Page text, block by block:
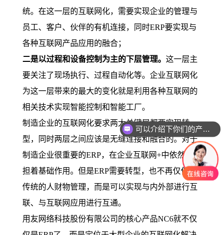
统。在这一层的互联网化，需要实现企业的管理与
员工、客户、伙伴的有机连接，同时ERP要实现与
各种互联网产品应用的融合；
二是以过程和设备控制为主的下层管理。 这一层主
要关注了现场执行、过程自动化等。企业互联网化
为这一层带来的最大的变化就是利用各种互联网的
相关技术实现智能控制和智能工厂。
制造企业的互联网化要求两大关键层都要实现转
型，同时两层之间应该是无缝连接和融合的。对于
制造企业很重要的ERP，在企业互联网+中依然承
担着基础作用。但是ERP需要转型，也不再仅仅是
传统的人财物管理，而是可以实现与内外部进行互
联、与互联网应用进行互通。
用友网络科技股份有限公司的核心产品NC6就不仅
可以介绍下你们的产品么？